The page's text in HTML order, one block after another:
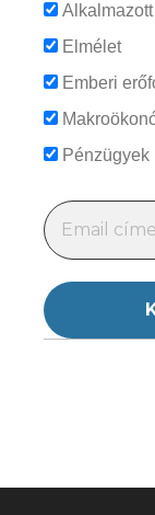
Elmélet
Emberi
Pénzügyek